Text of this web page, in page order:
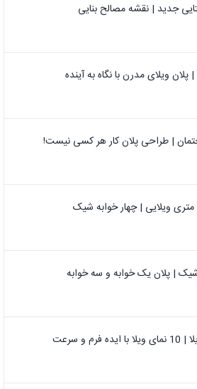
جدید | نقشه مصالح بنایی
ویلای مدرن با نگاه به آینده
| طراحی پلان کار هر کسی نیست!
| پلان یک خوابه و سه خوابه
و سرعت